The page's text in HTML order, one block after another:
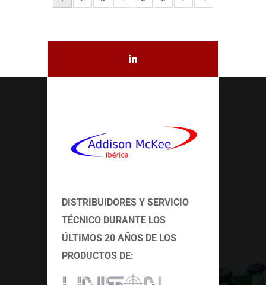
DISTRIBUIDORES Y SERVICIO
TÉCNICO DURANTE LOS
ÚLTIMOS 20 AÑOS DE LOS
PRODUCTOS DE: